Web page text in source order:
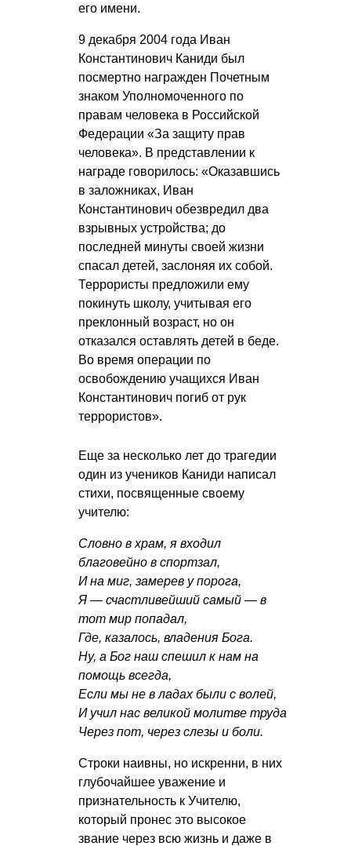
его имени.
9 декабря 2004 года Иван
Константинович Каниди был
посмертно награжден Почетным
знаком Уполномоченного по
правам человека в Российской
Федерации «За защиту прав
человека». В представлении к
награде говорилось: «Оказавшись
в заложниках, Иван
Константинович обезвредил два
взрывных устройства; до
последней минуты своей жизни
спасал детей, заслоняя их собой.
Террористы предложили ему
покинуть школу, учитывая его
преклонный возраст, но он
отказался оставлять детей в беде.
Во время операции по
освобождению учащихся Иван
Константинович погиб от рук
террористов».
Еще за несколько лет до трагедии
один из учеников Каниди написал
стихи, посвященные своему
учителю:
Словно в храм, я входил
благовейно в спортзал,
И на миг, замерев у порога,
Я — счастливейший самый — в
тот мир попадал,
Где, казалось, владения Бога.
Ну, а Бог наш спешил к нам на
помощь всегда,
Если мы не в ладах были с волей,
И учил нас великой молитве труда
Через пот, через слезы и боли.
Строки наивны, но искренни, в них
глубочайшее уважение и
признательность к Учителю,
который пронес это высокое
звание через всю жизнь и даже в